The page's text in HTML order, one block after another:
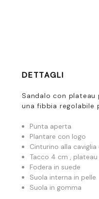
DETTAGLI
Sandalo con plateau
una fibbia regolabile
Punta aperta
Plantare con logo
Cinturino alla
Tacco 4 cm ,
Fodera in suede
Suola interna in pelle
Suola in gomma